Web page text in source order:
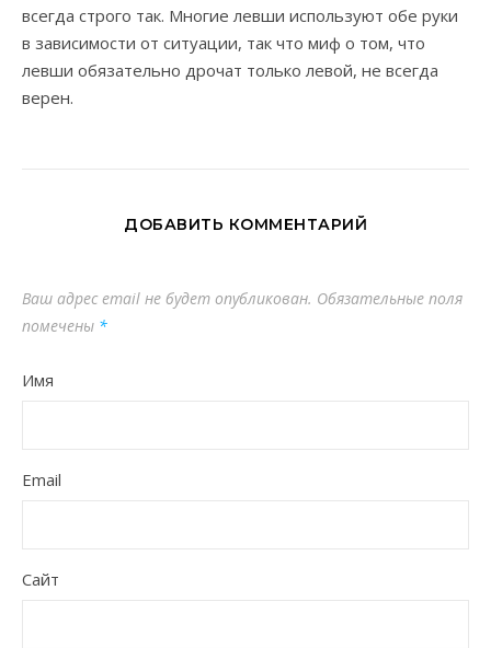
всегда строго так. Многие левши используют обе руки
в зависимости от ситуации, так что миф о том, что
левши обязательно дрочат только левой, не всегда
верен.
ДОБАВИТЬ КОММЕНТАРИЙ
Ваш адрес email не будет опубликован. Обязательные поля
помечены *
Имя
Email
Сайт